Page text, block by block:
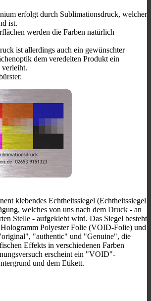
erfolgt durch Sublimationsdruck, welcher
ist.
werden die Farben natürlich
ist allerdings auch ein gewünschter
dem veredelten Produkt ein
verleiht.
klebendes Echtheitssiegel (Echtheitssiegel
welches von uns nach dem Druck - an
Stelle - aufgeklebt wird. Das Siegel besteht
Hologramm Polyester Folie (VOID-Folie) und
"authentic" und "Genuine", die
Effekts in verschiedenen Farben
erscheint ein "VOID"-
und dem Etikett.